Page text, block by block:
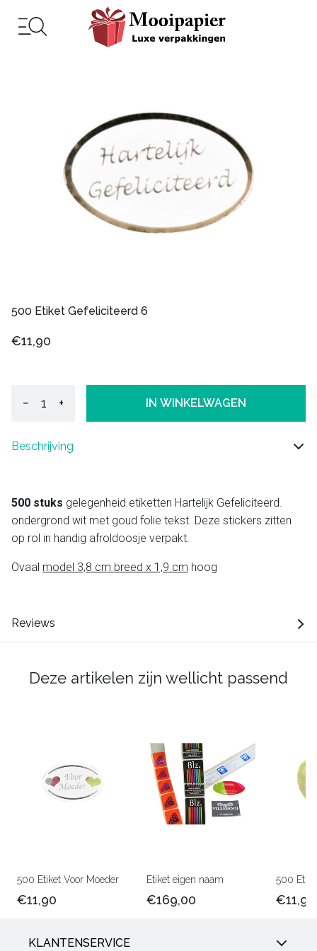
500 Etiket Gefeliciteerd 6
€11,90
− + IN WINKELWAGEN
Beschrijving
500 stuks gelegenheid etiketten Hartelijk Gefeliciteerd.
ondergrond wit met goud folie tekst. Deze stickers zitten
op rol in handig afroldoosje verpakt.
Ovaal model 3,8 cm breed x 1,9 cm hoog
Reviews
Deze artikelen zijn wellicht passend
500 Etiket Voor Moeder
€11,90
Etiket eigen naam
€169,00
500
€11,90
KLANTENSERVICE